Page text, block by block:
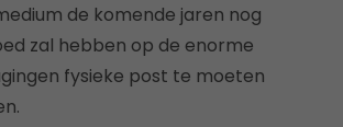
de komende jaren nog
zal hebben op de enorme
fysieke post te moeten